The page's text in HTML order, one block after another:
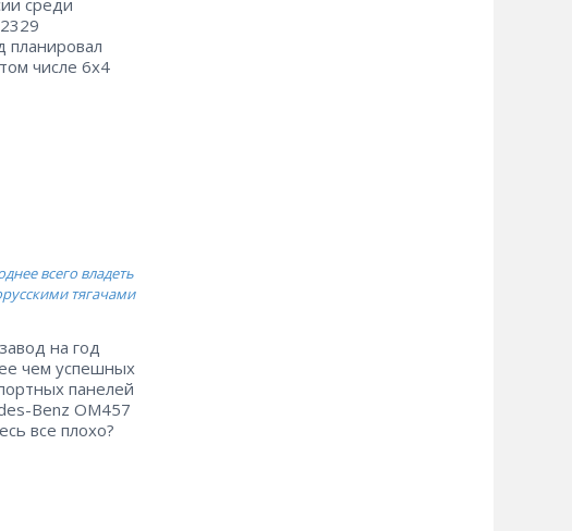
планировал
числе 6х4
всего владеть
тягачами
на год
чем успешных
панелей
Benz ОМ457
все плохо?